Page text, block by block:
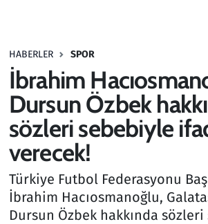
HABERLER SPOR
İbrahim
Dursun Özbek
sözleri sebebiyle
verecek!
Türkiye Futbol Federasyonu
İbrahim Hacıosmanoğlu,
Dursun Özbek hakkında
Haber
Kültür Sanat
Kurumsal Haberler
Lezzet Durağı
Memur ve Kamu